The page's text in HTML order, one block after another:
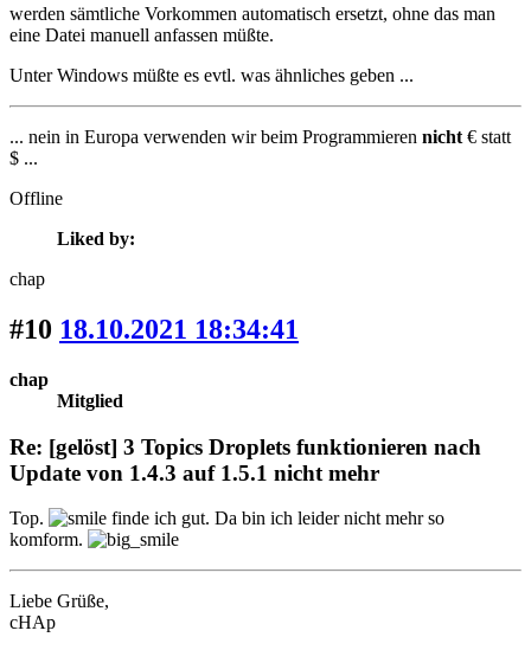
werden sämtliche Vorkommen automatisch ersetzt, ohne das man
eine Datei manuell anfassen müßte.
Unter Windows müßte es evtl. was ähnliches geben ...
... nein in Europa verwenden wir beim Programmieren nicht € statt
$ ...
Offline
Liked by:
chap
#10 18.10.2021 18:34:41
chap
Mitglied
Re: [gelöst] 3 Topics Droplets funktionieren nach
Update von 1.4.3 auf 1.5.1 nicht mehr
Top.
finde ich gut. Da bin ich leider nicht mehr so
komform.
Liebe Grüße,
cHAp